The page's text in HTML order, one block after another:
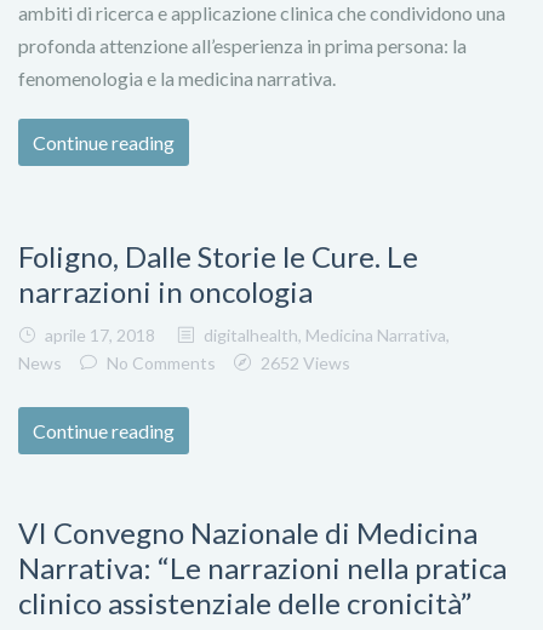
ambiti di ricerca e applicazione clinica che condividono una
profonda attenzione all’esperienza in prima persona: la
fenomenologia e la medicina narrativa.
Continue reading
Foligno, Dalle Storie le Cure. Le
narrazioni in oncologia
aprile 17, 2018 digitalhealth, Medicina Narrativa,
News
No Comments 2652 Views
Continue reading
VI Convegno Nazionale di Medicina
Narrativa: “Le narrazioni nella pratica
clinico assistenziale delle cronicità”